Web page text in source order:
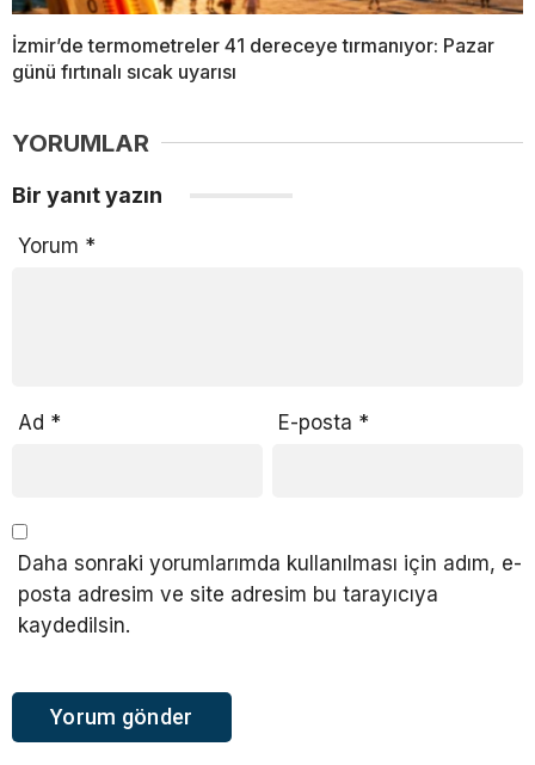
İzmir’de termometreler 41 dereceye tırmanıyor: Pazar
günü fırtınalı sıcak uyarısı
YORUMLAR
Bir yanıt yazın
Yorum *
Ad * E-posta *
Daha sonraki yorumlarımda kullanılması için adım, e-
posta adresim ve site adresim bu tarayıcıya
kaydedilsin.